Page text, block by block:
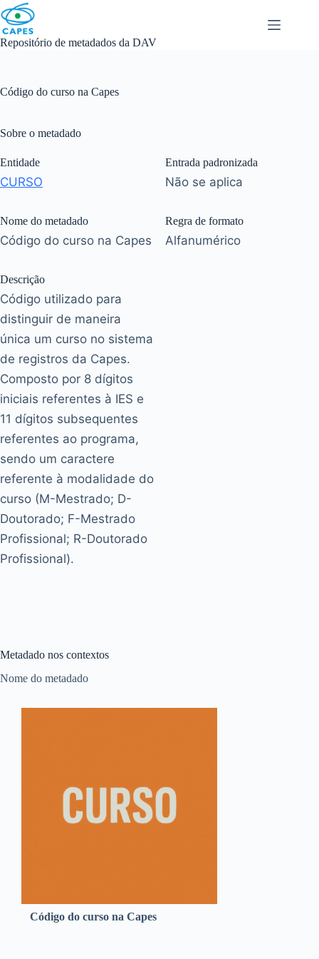
Skip
to
content
Repositório de metadados da DAV
Código do curso na Capes
Sobre o metadado
Entidade
CURSO
Nome do metadado
Código do curso na Capes
Descrição
Código utilizado para
distinguir de maneira
única um curso no sistema
de registros da Capes.
Composto por 8 dígitos
iniciais referentes à IES e
11 dígitos subsequentes
referentes ao programa,
sendo um caractere
referente à modalidade do
curso (M-Mestrado; D-
Doutorado; F-Mestrado
Profissional; R-Doutorado
Profissional).
Entrada padronizada
Não se aplica
Regra de formato
Alfanumérico
Metadado nos contextos
Nome do metadado
Código do curso na Capes